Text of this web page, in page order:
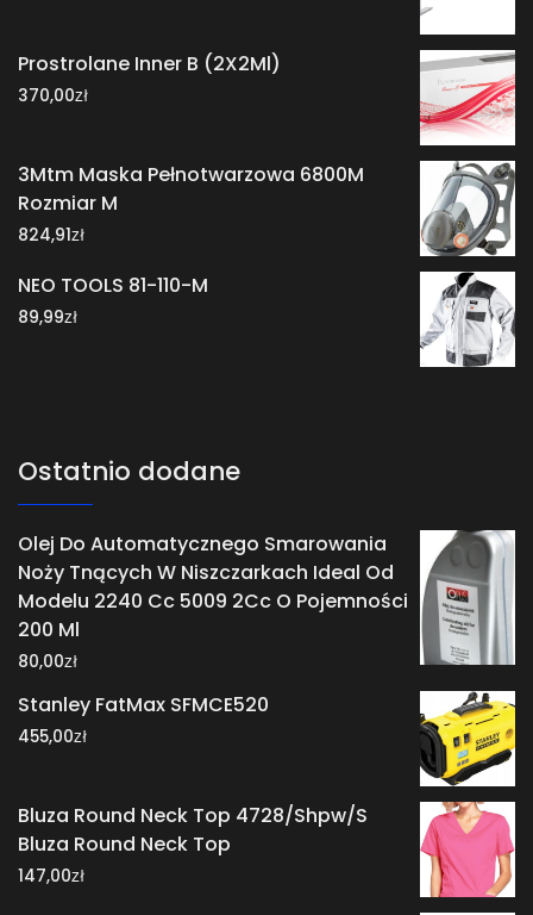
Prostrolane Inner B (2X2Ml)
370,00zł
3Mtm Maska Pełnotwarzowa 6800M
Rozmiar M
824,91zł
NEO TOOLS 81-110-M
89,99zł
Ostatnio dodane
Olej Do Automatycznego Smarowania
Noży Tnących W Niszczarkach Ideal Od
Modelu 2240 Cc 5009 2Cc O Pojemności
200 Ml
80,00zł
Stanley FatMax SFMCE520
455,00zł
Bluza Round Neck Top 4728/Shpw/S
Bluza Round Neck Top
147,00zł